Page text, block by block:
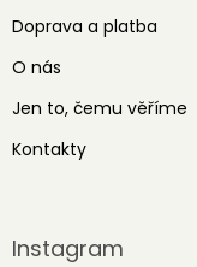
Doprava a platba
O nás
Jen to, čemu věříme
Kontakty
Instagram